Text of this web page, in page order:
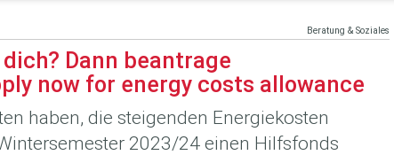
Beratung & Soziales
Dann beantrage
now for energy costs allowance
haben, die steigenden Energiekosten
2023/24 einen Hilfsfonds